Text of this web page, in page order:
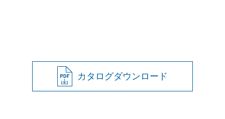
カタログダウンロード